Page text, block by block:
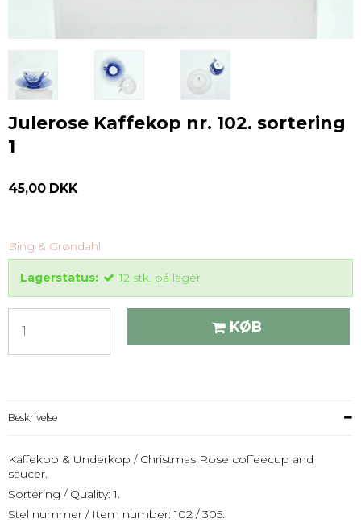
Julerose Kaffekop nr. 102. sortering
1
45,00 DKK
Bing & Grøndahl
Lagerstatus: 12 stk. på lager
KØB
Beskrivelse
Kaffekop & Underkop / Christmas Rose coffeecup and
saucer.
Sortering / Quality: 1.
Stel nummer / Item number: 102 / 305.